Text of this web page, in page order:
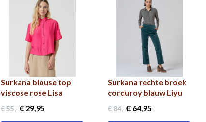
Surkana blouse top
viscose rose Lisa
€ 55,-€ 29,95
Surkana rechte broek
corduroy blauw Liyu
€ 84,-€ 64,95